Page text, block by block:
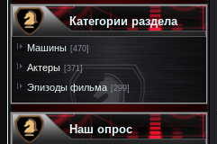
Категории раздела
Машины [470]
Актеры [371]
Эпизоды фильма [299]
Наш опрос